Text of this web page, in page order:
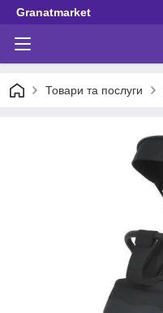
Granatmarket
Товари та послуги